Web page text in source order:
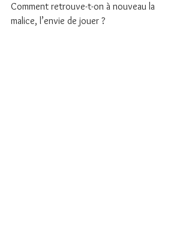
Comment retrouve-t-on à nouveau la
malice, l’envie de jouer ?